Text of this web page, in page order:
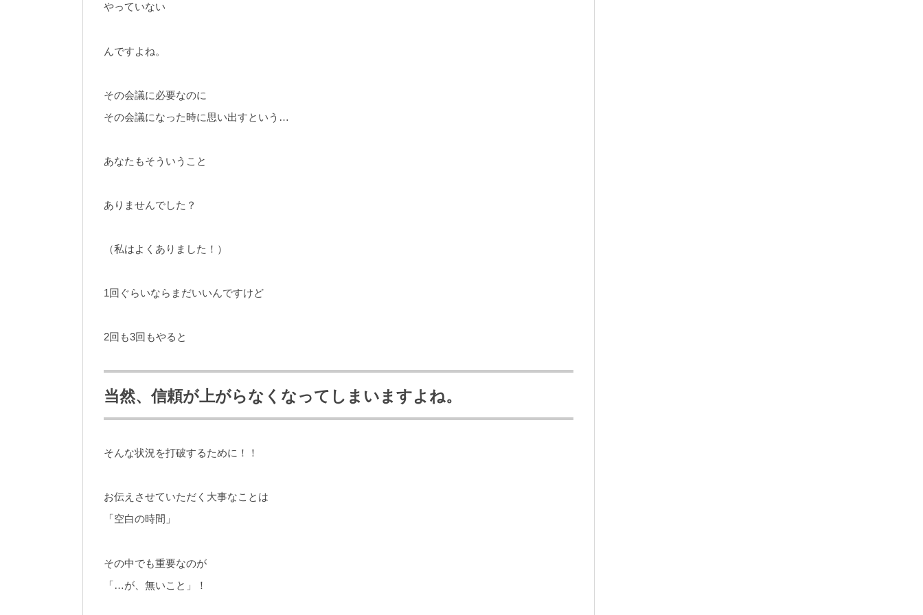
やっていない
んですよね。
その会議に必要なのに
その会議になった時に思い出すという…
あなたもそういうこと
ありませんでした？
（私はよくありました！）
1回ぐらいならまだいいんですけど
2回も3回もやると
当然、信頼が上がらなくなってしまいますよね。
そんな状況を打破するために！！
お伝えさせていただく大事なことは
「空白の時間」
その中でも重要なのが
「…が、無いこと」！